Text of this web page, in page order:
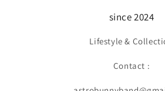
since 2024
Lifestyle &
Contact :